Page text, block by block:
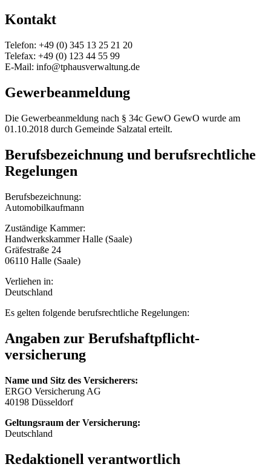
Kontakt
Telefon: +49 (0) 345 13 25 21 20
Telefax: +49 (0) 123 44 55 99
E-Mail: info@tphausverwaltung.de
Gewerbeanmeldung
Die Gewerbeanmeldung nach § 34c GewO GewO wurde am
01.10.2018 durch Gemeinde Salzatal erteilt.
Berufsbezeichnung und berufsrechtliche
Regelungen
Berufsbezeichnung:
Automobilkaufmann
Zuständige Kammer:
Handwerkskammer Halle (Saale)
Gräfestraße 24
06110 Halle (Saale)
Verliehen in:
Deutschland
Es gelten folgende berufsrechtliche Regelungen:
Angaben zur Berufs­haftpflicht­
versicherung
Name und Sitz des Versicherers:
ERGO Versicherung AG
40198 Düsseldorf
Geltungsraum der Versicherung:
Deutschland
Redaktionell verantwortlich